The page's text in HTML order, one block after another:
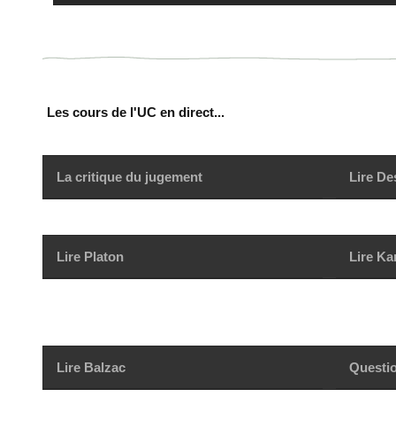
Les cours de l'UC en direct...
La critique du jugement Lire
Lire Platon Lire
Lire Balzac